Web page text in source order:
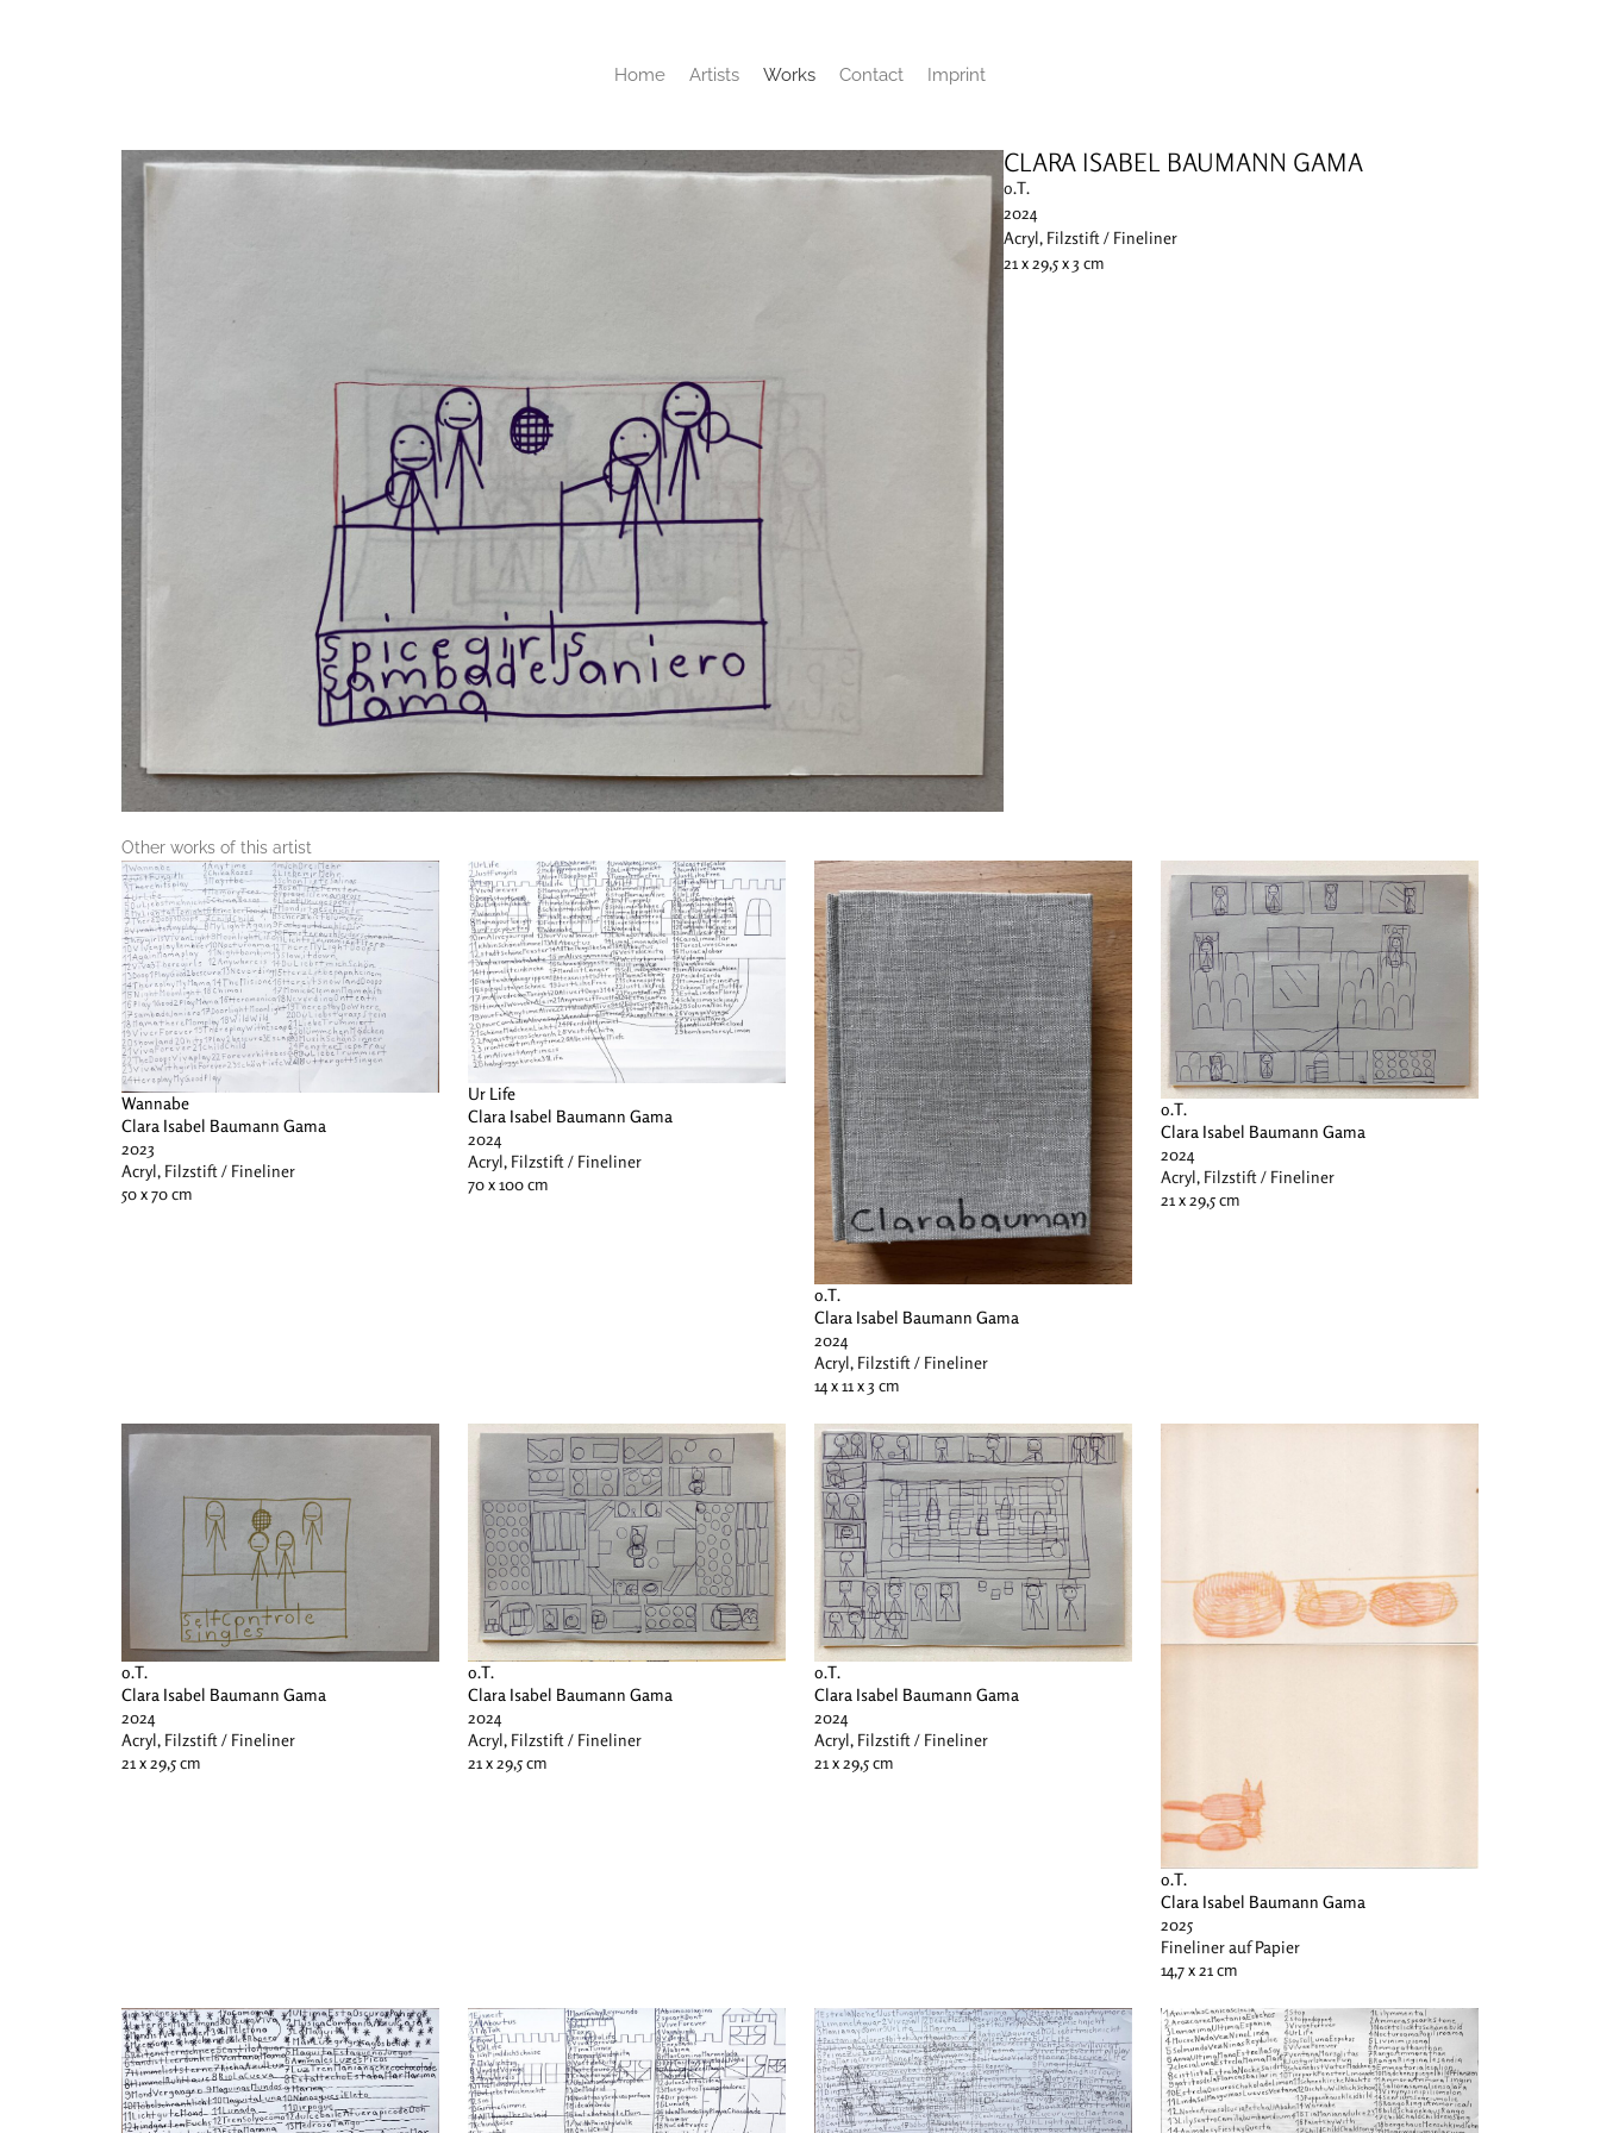
Home Artists Works Contact Imprint
CLARA ISABEL BAUMANN GAMA
o.T.
2024
Acryl, Filzstift / Fineliner
21 x 29,5 x 3 cm
Other works of this artist
Wannabe
Clara Isabel Baumann Gama
2023
Acryl, Filzstift / Fineliner
50 x 70 cm
Ur Life
Clara Isabel Baumann Gama
2024
Acryl, Filzstift / Fineliner
70 x 100 cm
o.T.
Clara Isabel Baumann Gama
2024
Acryl, Filzstift / Fineliner
14 x 11 x 3 cm
o.T.
Clara Isabel Baumann Gama
2024
Acryl, Filzstift / Fineliner
21 x 29,5 cm
o.T.
Clara Isabel Baumann Gama
2024
Acryl, Filzstift / Fineliner
21 x 29,5 cm
o.T.
Clara Isabel Baumann Gama
2024
Acryl, Filzstift / Fineliner
21 x 29,5 cm
o.T.
Clara Isabel Baumann Gama
2024
Acryl, Filzstift / Fineliner
21 x 29,5 cm
o.T.
Clara Isabel Baumann Gama
2025
Fineliner auf Papier
14,7 x 21 cm